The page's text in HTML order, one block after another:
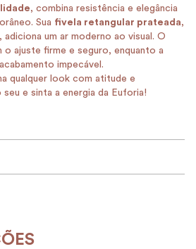
, combina resistência e elegância
Sua fivela retangular prateada,
um ar moderno ao visual. O
o ajuste firme e seguro, enquanto a
impecável.
qualquer look com atitude e
e sinta a energia da Euforia!